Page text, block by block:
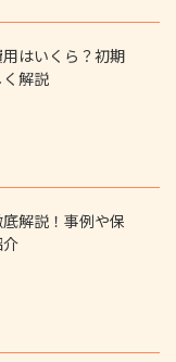
はいくら？初期
解説
解説！事例や保